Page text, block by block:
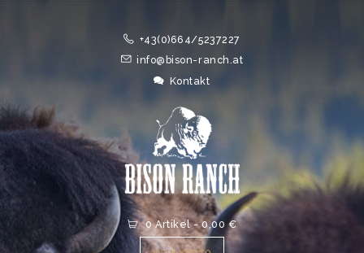
+43(0)664/5237227
info@bison-ranch.at
Kontakt
0 Artikel-0,00 €
ONLINESHOP
NEWS
EVENTS